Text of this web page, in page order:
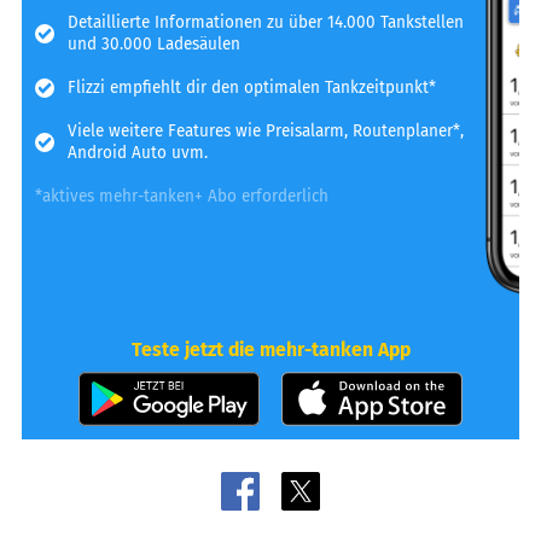
Detaillierte Informationen zu über 14.000 Tankstellen
und 30.000 Ladesäulen
Flizzi empfiehlt dir den optimalen Tankzeitpunkt*
Viele weitere Features wie Preisalarm, Routenplaner*,
Android Auto uvm.
*aktives mehr-tanken+ Abo erforderlich
Teste jetzt die mehr-tanken App